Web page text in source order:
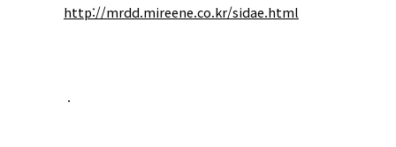
http://mrdd.mireene.co.kr/sidae.html
.